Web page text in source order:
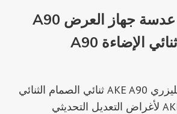
مواصفات منتج عدسة جهاز العرض A90
صُمم جهاز العرض الليزري AKE A90 ثنائي الصمام الثنائي
الباعث للضوء AKE A90 لأغراض التعديل التحديثي